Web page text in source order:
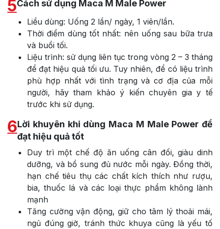
5Cách sử dụng Maca M Male Power
Liều dùng: Uống 2 lần/ ngày, 1 viên/lần.
Thời điểm dùng tốt nhất: nên uống sau bữa trưa
và buổi tối.
Liệu trình: sử dụng liên tục trong vòng 2 – 3 tháng
để đạt hiệu quả tối ưu. Tuy nhiên, để có liệu trình
phù hợp nhất với tình trạng và cơ địa của mỗi
người, hãy tham khảo ý kiến chuyên gia y tế
trước khi sử dụng.
6Lời khuyên khi dùng Maca M Male Power để
đạt hiệu quả tốt
Duy trì một chế độ ăn uống cân đối, giàu dinh
dưỡng, và bổ sung đủ nước mỗi ngày. Đồng thời,
hạn chế tiêu thụ các chất kích thích như rượu,
bia, thuốc lá và các loại thực phẩm không lành
mạnh
Tăng cường vận động, giữ cho tâm lý thoải mái,
ngủ đúng giờ, tránh thức khuya cũng là yếu tố